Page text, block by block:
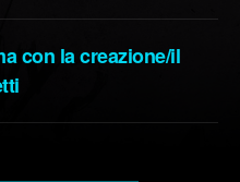
con la creazione/il